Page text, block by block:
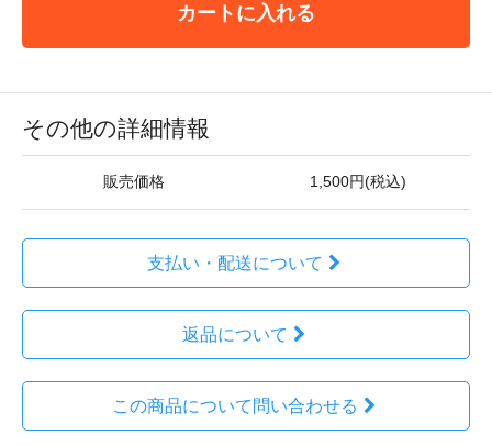
カートに入れる
その他の詳細情報
販売価格 1,500円(税込)
支払い・配送について
返品について
この商品について問い合わせる